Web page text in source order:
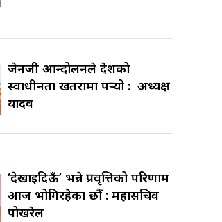
जेनजी आन्दोलनले देशको
स्वाधीनता खतरामा पर्‍यो : अध्यक्ष
यादव
‘देखाइदिऊँ’ भन्ने प्रवृत्तिको परिणाम
आज भोगिरहेका छौँ : महासचिव
पोखरेल